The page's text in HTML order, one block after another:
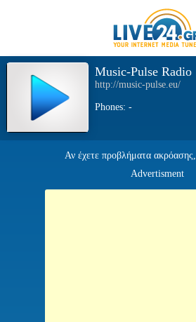
Music-Pulse Radio
http://music-pulse.eu/
Phones: -
Αν έχετε προβλήματα ακρόασης,
Advertisment